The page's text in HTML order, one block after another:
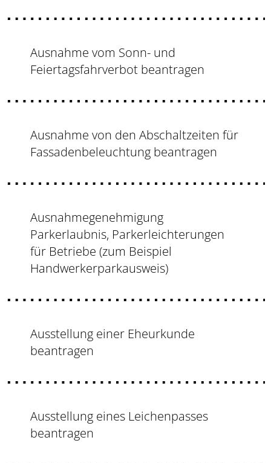
Ausnahme vom Sonn- und
Feiertagsfahrverbot beantragen
Ausnahme von den Abschaltzeiten für
Fassadenbeleuchtung beantragen
Ausnahmegenehmigung
Parkerlaubnis, Parkerleichterungen
für Betriebe (zum Beispiel
Handwerkerparkausweis)
Ausstellung einer Eheurkunde
beantragen
Ausstellung eines Leichenpasses
beantragen